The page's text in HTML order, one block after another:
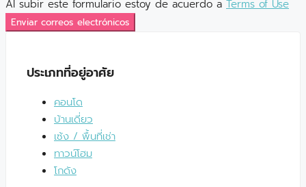
Al subir este formulario estoy de acuerdo a Terms of Use
Enviar correos electrónicos
ประเภทที่อยู่อาศัย
คอนโด
บ้านเดี่ยว
เซ้ง / พื้นที่เช่า
ทาวน์โฮม
โกดัง